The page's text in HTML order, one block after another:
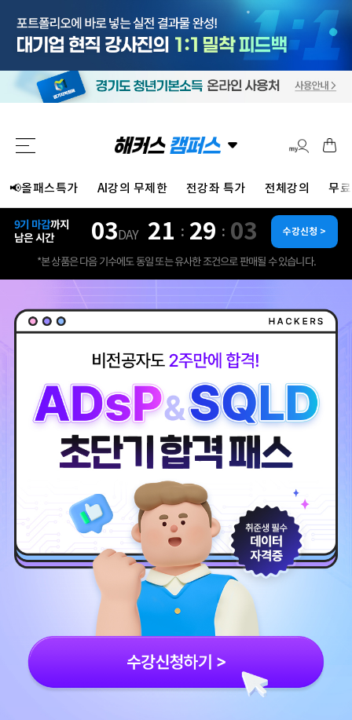
📢올패스특가 AI강의 무제한 전강좌 특가 전체강의 무
9기 마감까지
남은 시간
03 DAY 21 : 29 : 01 수강신청 >
*본 상품은 다음 기수에도 동일 또는 유사한 조건으로 판매될 수 있습니다.